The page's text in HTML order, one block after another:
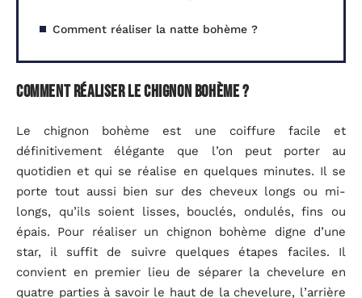
Comment réaliser la natte bohème ?
Comment réaliser le chignon bohème ?
Le chignon bohème est une coiffure facile et
définitivement élégante que l’on peut porter au
quotidien et qui se réalise en quelques minutes. Il se
porte tout aussi bien sur des cheveux longs ou mi-
longs, qu’ils soient lisses, bouclés, ondulés, fins ou
épais. Pour réaliser un chignon bohème digne d’une
star, il suffit de suivre quelques étapes faciles. Il
convient en premier lieu de séparer la chevelure en
quatre parties à savoir le haut de la chevelure, l’arrière